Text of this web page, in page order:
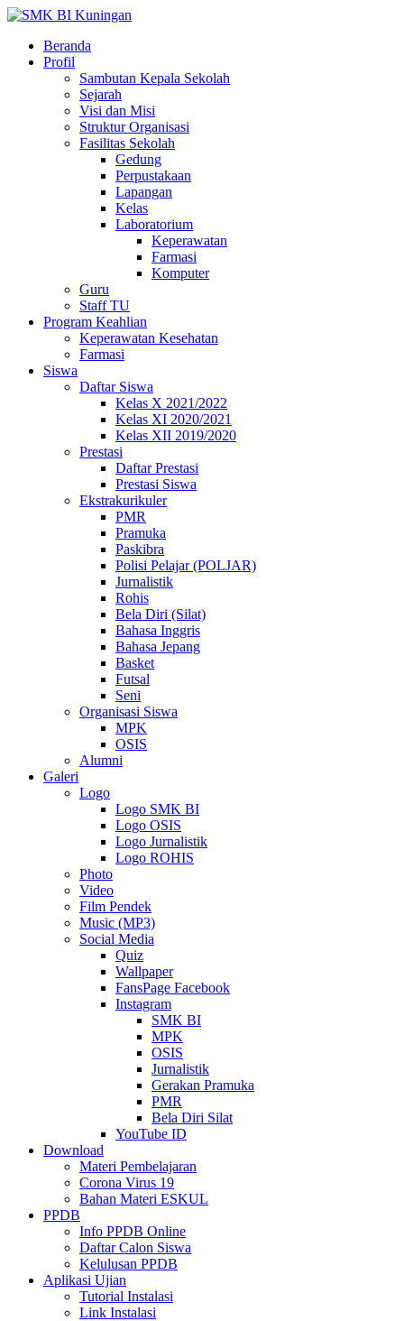
Beranda
Profil
Sambutan Kepala Sekolah
Sejarah
Visi dan Misi
Struktur Organisasi
Fasilitas Sekolah
Gedung
Perpustakaan
Lapangan
Kelas
Laboratorium
Keperawatan
Farmasi
Komputer
Guru
Staff TU
Program Keahlian
Keperawatan Kesehatan
Farmasi
Siswa
Daftar Siswa
Kelas X 2021/2022
Kelas XI 2020/2021
Kelas XII 2019/2020
Prestasi
Daftar Prestasi
Prestasi Siswa
Ekstrakurikuler
PMR
Pramuka
Paskibra
Polisi Pelajar (POLJAR)
Jurnalistik
Rohis
Bela Diri (Silat)
Bahasa Inggris
Bahasa Jepang
Basket
Futsal
Seni
Organisasi Siswa
MPK
OSIS
Alumni
Galeri
Logo
Logo SMK BI
Logo OSIS
Logo Jurnalistik
Logo ROHIS
Photo
Video
Film Pendek
Music (MP3)
Social Media
Quiz
Wallpaper
FansPage Facebook
Instagram
SMK BI
MPK
OSIS
Jurnalistik
Gerakan Pramuka
PMR
Bela Diri Silat
YouTube ID
Download
Materi Pembelajaran
Corona Virus 19
Bahan Materi ESKUL
PPDB
Info PPDB Online
Daftar Calon Siswa
Kelulusan PPDB
Aplikasi Ujian
Tutorial Instalasi
Link Instalasi